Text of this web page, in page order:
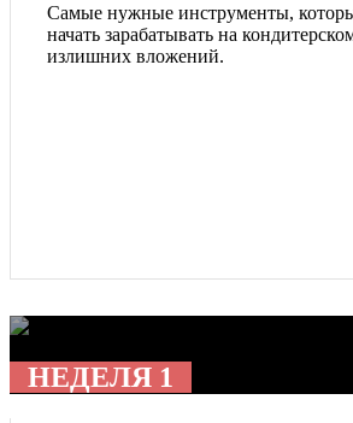
Самые нужные инструменты,
начать зарабатывать на
излишних вложений.
НЕДЕЛЯ 1